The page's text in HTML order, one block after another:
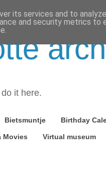
it here.
Bietsmuntje Birthday
Movies Virtual museum
its services and to
and security metrics to